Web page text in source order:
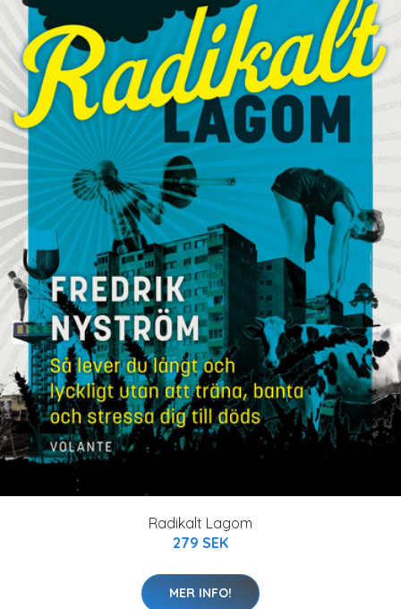
Radikalt Lagom
279 SEK
MER INFO!